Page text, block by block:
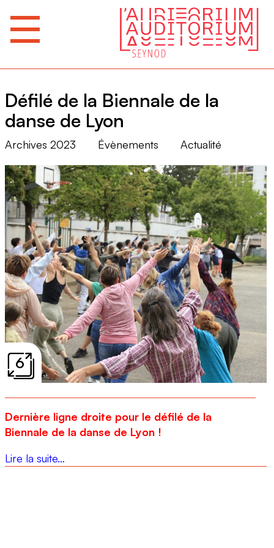
Défilé de la Biennale de la
danse de Lyon
Archives 2023 Évènements Actualité
6
Dernière ligne droite pour le défilé de la
Biennale de la danse de Lyon !
Lire la suite…